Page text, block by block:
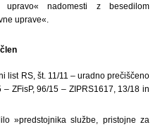
nadomesti z besedilom
uprave«.
list RS, št. 11/11 – uradno prečiščeno
ZFisP, 96/15 – ZIPRS1617, 13/18 in
»predstojnika službe, pristojne za